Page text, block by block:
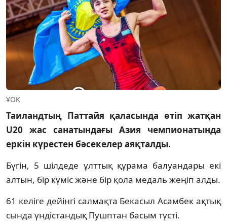
ҰОК
Таиландтың Паттайя қаласында өтіп жатқан
U20 жас санатындағы Азия чемпионатында
еркін күрестен бәсекелер аяқталды.
Бүгін, 5 шілдеде ұлттық құрама балуандары екі
алтын, бір күміс және бір қола медаль жеңіп алды.
61 келіге дейінгі салмақта Бекасыл Асамбек ақтық
сында үндістандық Пушптан басым түсті.